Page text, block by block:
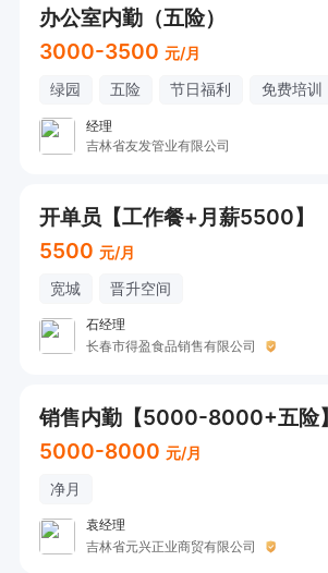
办公室内勤（五险）
3000-3500 元/月
绿园 五险 节日福利 免费培训
经理
吉林省友发管业有限公司
开单员【工作餐+月薪5500】
5500 元/月
宽城 晋升空间
石经理
长春市得盈食品销售有限公司
销售内勤【5000-8000+五险】
5000-8000 元/月
净月
袁经理
吉林省元兴正业商贸有限公司